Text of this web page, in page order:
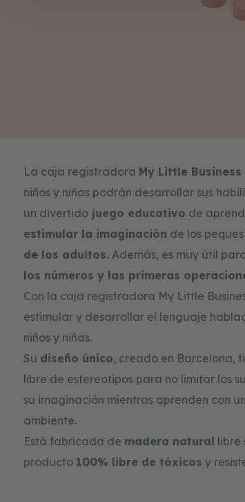
images
La caja registradora My Little Business
niños y niñas podrán desarrollar sus
un divertidojuego educativo de
estimular la imaginación de los peques
de los adultos.Además, es muy útil
los números y las primeras
Con la caja registradora My Little
estimular y desarrollar el lenguaje
niños y niñas.
Su diseño único, creado en Barcelona,
libre de estereotipos para no limitar los
su imaginación mientras aprenden con
ambiente.
Está fabricada de madera natural libre
producto 100% libre de tóxicos y